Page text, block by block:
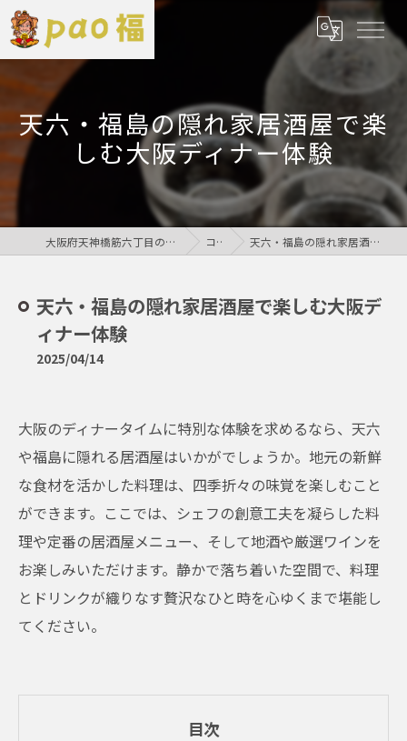
天六・福島の隠れ家居酒屋で楽
しむ大阪ディナー体験
大阪府天神橋筋六丁目の居酒屋なら鶏居酒屋pao福 コラム 天六・福島の隠れ家居酒屋で楽しむ大阪ディナー体験
天六・福島の隠れ家居酒屋で楽しむ大阪デ
ィナー体験
2025/04/14
大阪のディナータイムに特別な体験を求めるなら、天六
や福島に隠れる居酒屋はいかがでしょうか。地元の新鮮
な食材を活かした料理は、四季折々の味覚を楽しむこと
ができます。ここでは、シェフの創意工夫を凝らした料
理や定番の居酒屋メニュー、そして地酒や厳選ワインを
お楽しみいただけます。静かで落ち着いた空間で、料理
とドリンクが織りなす贅沢なひと時を心ゆくまで堪能し
てください。
目次